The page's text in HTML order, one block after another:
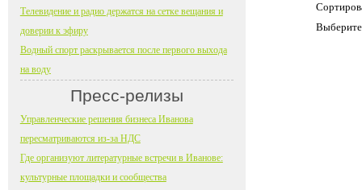
Телевидение и радио держатся на сетке вещания и
доверии к эфиру
Водный спорт раскрывается после первого выхода
на воду
Пресс-релизы
Управленческие решения бизнеса Иванова
пересматриваются из-за НДС
Где организуют литературные встречи в Иванове:
культурные площадки и сообщества